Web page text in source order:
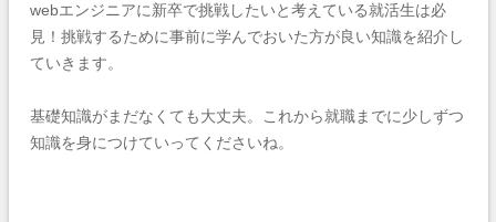
webエンジニアに新卒で挑戦したいと考えている就活生は必
見！挑戦するために事前に学んでおいた方が良い知識を紹介し
ていきます。
基礎知識がまだなくても大丈夫。これから就職までに少しずつ
知識を身につけていってくださいね。